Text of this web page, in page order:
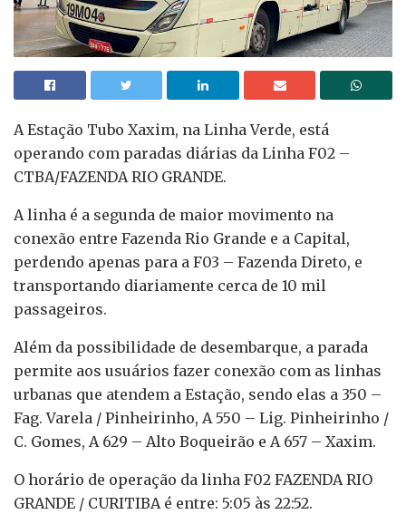
A Estação Tubo Xaxim, na Linha Verde, está
operando com paradas diárias da Linha F02 –
CTBA/FAZENDA RIO GRANDE.
A linha é a segunda de maior movimento na
conexão entre Fazenda Rio Grande e a Capital,
perdendo apenas para a F03 – Fazenda Direto, e
transportando diariamente cerca de 10 mil
passageiros.
Além da possibilidade de desembarque, a parada
permite aos usuários fazer conexão com as linhas
urbanas que atendem a Estação, sendo elas a 350 –
Fag. Varela / Pinheirinho, A 550 – Lig. Pinheirinho /
C. Gomes, A 629 – Alto Boqueirão e A 657 – Xaxim.
O horário de operação da linha F02 FAZENDA RIO
GRANDE / CURITIBA é entre: 5:05 às 22:52.